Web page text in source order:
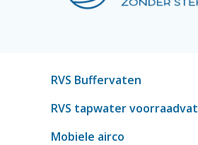
RVS Buffervaten
RVS tapwater voorraadvat
Mobiele airco